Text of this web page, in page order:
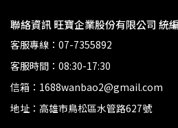
聯絡資訊 旺寶企業股份有限公司 統
客服專線：07-7355892
客服時間：08:30-17:30
信箱：1688wanbao2@gmail.com
地址：高雄市鳥松區水管路627號